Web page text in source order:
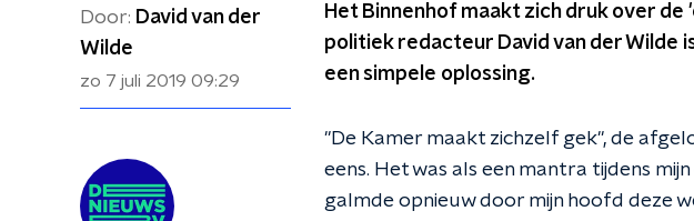
Door: David van der
Wilde
zo 7 juli 2019 09:29
Het Binnenhof maakt zich druk over
politiek redacteur David van der Wilde
een simpele oplossing.
"De Kamer maakt zichzelf gek", de
eens. Het was als een mantra tijdens mijn
galmde opnieuw door mijn hoofd deze